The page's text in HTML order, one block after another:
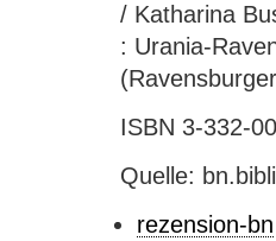
/ Katharina
: Urania-
ISBN 3-332-
Quelle:
rezension-bn